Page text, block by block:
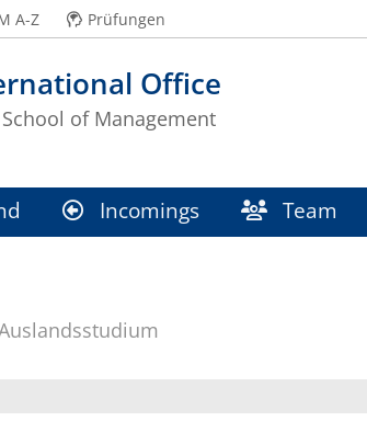
Office
of Management
A-Z Prüfungen
Incomings Team